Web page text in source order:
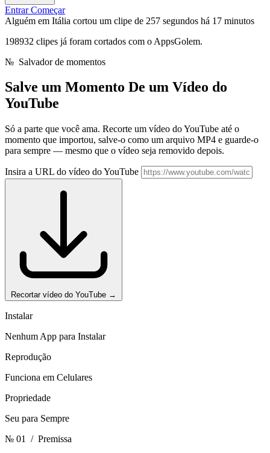
EntrarComeçar
Alguém em Itália cortou um clipe de 257 segundos há 17 minutos
198932 clipes já foram cortados com o AppsGolem.
№ Salvador de momentos
Salve um Momento De um Vídeo do
YouTube
Só a parte que você ama. Recorte um vídeo do YouTube até o
momento que importou, salve-o como um arquivo MP4 e guarde-o
para sempre — mesmo que o vídeo seja removido depois.
Insira a URL do vídeo do YouTube
Recortar vídeo do YouTube →
Instalar
Nenhum App para Instalar
Reprodução
Funciona em Celulares
Propriedade
Seu para Sempre
№ 01
/ Premissa